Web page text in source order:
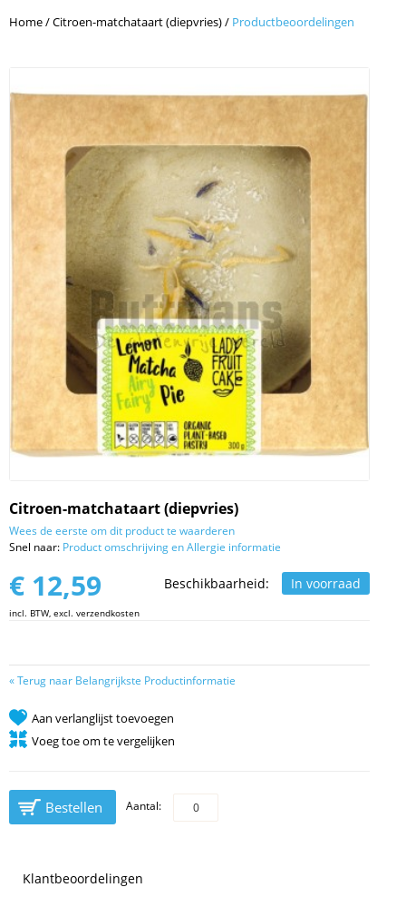
Home/Citroen-matchataart (diepvries)/ Productbeoordelingen
Citroen-matchataart (diepvries)
Wees de eerste om dit product te waarderen
Snel naar: Product omschrijving en Allergie informatie
Beschikbaarheid: In voorraad
€ 12,59
incl. BTW, excl. verzendkosten
«Terug naar Belangrijkste Productinformatie
Aan verlanglijst toevoegen
Voeg toe om te vergelijken
Bestellen Aantal:
Klantbeoordelingen